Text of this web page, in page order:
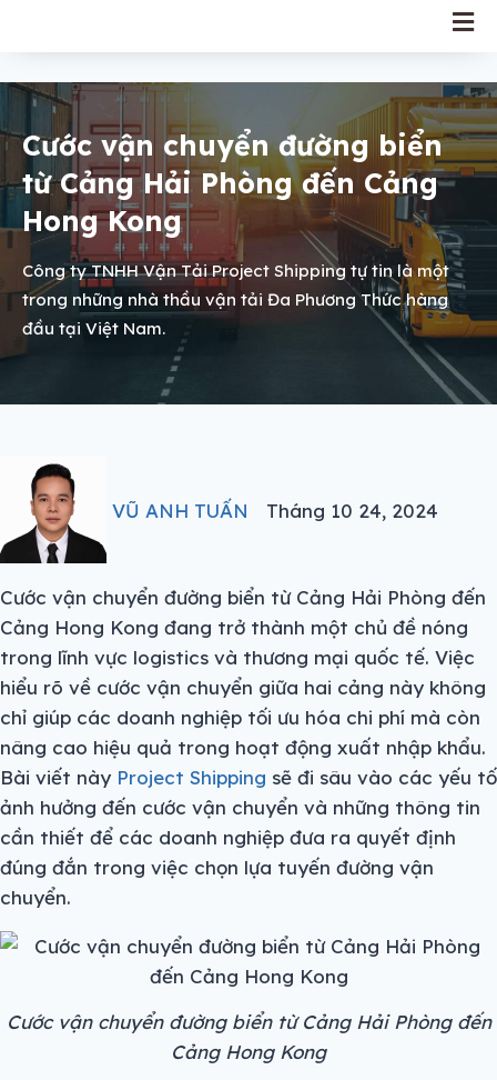
Cước vận chuyển đường biển
từ Cảng Hải Phòng đến Cảng
Hong Kong
Công ty TNHH Vận Tải Project Shipping tự tin là một
trong những nhà thầu vận tải Đa Phương Thức hàng
đầu tại Việt Nam.
VŨ ANH TUẤN Tháng 10 24, 2024
Cước vận chuyển đường biển từ Cảng Hải Phòng đến
Cảng Hong Kong đang trở thành một chủ đề nóng
trong lĩnh vực logistics và thương mại quốc tế. Việc
hiểu rõ về cước vận chuyển giữa hai cảng này không
chỉ giúp các doanh nghiệp tối ưu hóa chi phí mà còn
nâng cao hiệu quả trong hoạt động xuất nhập khẩu.
Bài viết này Project Shipping sẽ đi sâu vào các yếu tố
ảnh hưởng đến cước vận chuyển và những thông tin
cần thiết để các doanh nghiệp đưa ra quyết định
đúng đắn trong việc chọn lựa tuyến đường vận
chuyển.
Cước vận chuyển đường biển từ Cảng Hải Phòng đến
Cảng Hong Kong